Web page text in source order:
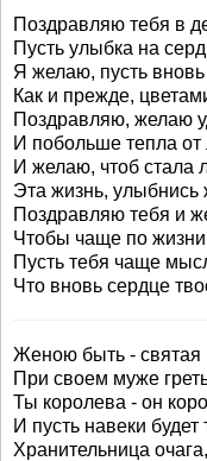
Поздравляю тебя в
Пусть улыбка на
Я желаю, пусть
Как и прежде,
Поздравляю, желаю
И побольше тепла от
И желаю, чтоб стала
Эта жизнь, улыбнись
Поздравляю тебя и
Чтобы чаще по жизни
Пусть тебя чаще
Что вновь сердце
Женою быть - святая
При своем муже греть
Ты королева - он
И пусть навеки будет
Хранительница очага,